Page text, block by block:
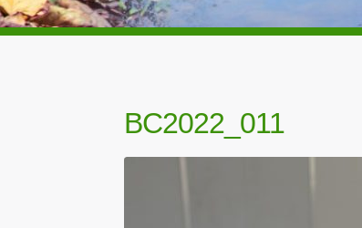
BC2022_011